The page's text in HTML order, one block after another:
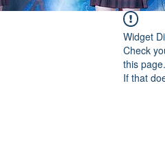
Widget
Check
this page.
If that